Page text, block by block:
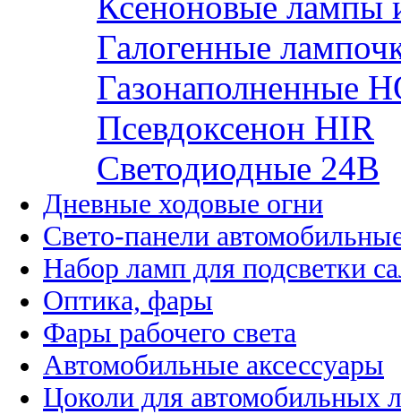
Галогенные
Газонаполненные
Псевдоксенон HIR
Cветодиодные 24B
Дневные ходовые огни
Свето-панели
Набор ламп для подсветки
Оптика, фары
Фары рабочего света
Автомобильные аксессуары
Цоколи для автомобильных